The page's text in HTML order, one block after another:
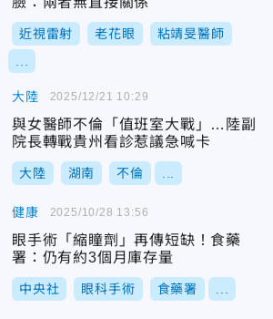
近視雷射 老花眼 粘靖旻醫師
大陸
與女醫師不倫「值班室大戰」…陸副
院長轉戰貴州看診惹議急喊卡
大陸 湖南 不倫
2025/12/21 10:29
健康
眼手術「縮瞳劑」再傳短缺！食藥
署：仍有約3個月庫存量
中央社 眼科手術 食藥署
2025/10/28 13:56